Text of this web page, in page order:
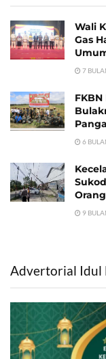
Wali
Gas
7
6
9
Advertorial Idul